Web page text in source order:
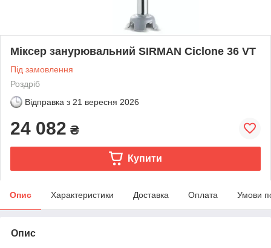
Міксер занурювальний SIRMAN Ciclone 36 VT
Під замовлення
Роздріб
Відправка з 21 вересня 2026
24 082 ₴
Купити
Опис Характеристики Доставка Оплата Умови
Опис